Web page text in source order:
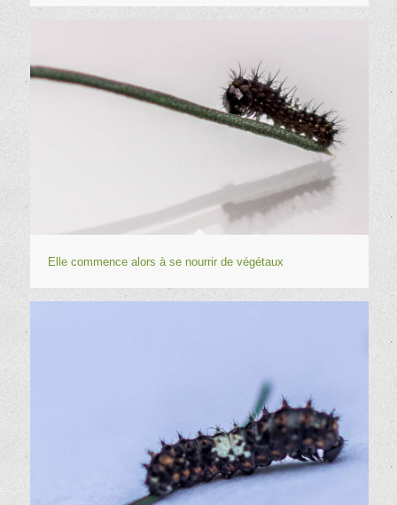
Elle commence alors à se nourrir de végétaux